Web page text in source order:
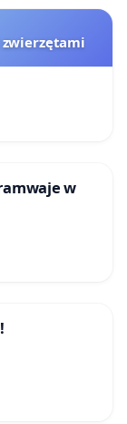
zwierzętami
w